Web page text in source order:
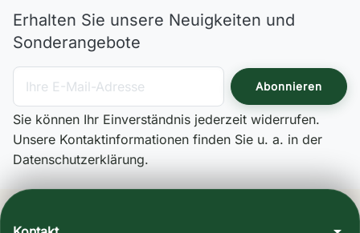
Erhalten Sie unsere Neuigkeiten und
Sonderangebote
Sie können Ihr Einverständnis jederzeit widerrufen.
Unsere Kontaktinformationen finden Sie u. a. in der
Datenschutzerklärung.